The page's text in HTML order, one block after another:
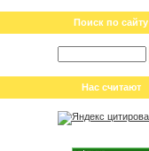
Поиск по сайту
Нас считают